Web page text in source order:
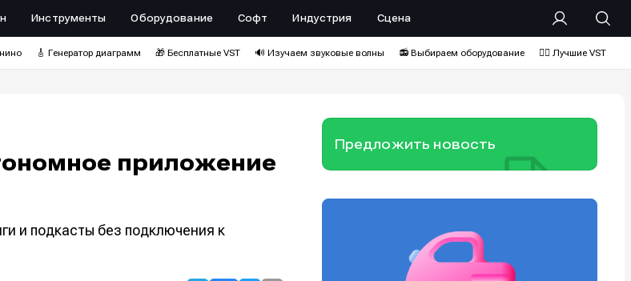
Инструменты Оборудование Софт Индустрия Сцена
🎸 Генератор диаграмм 🎁 Бесплатные VST 🔊 Изучаем звуковые волны 📻 Выбираем оборудование ❤️‍🔥 Лучшие VST
приложение
и подкасты без подключения к
Предложить новость